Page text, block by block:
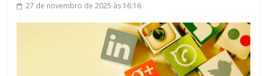
27 de novembro de 2025 às 16:16